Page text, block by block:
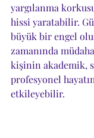
yargılanma
hissi yaratabilir.
büyük bir engel
zamanında
kişinin akademik,
profesyonel
etkileyebilir.